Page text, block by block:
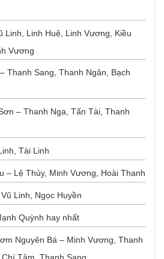
Linh, Linh Huệ, Linh Vương, Kiều
Vương
Thanh Sang, Thanh Ngân, Bạch
– Thanh Nga, Tấn Tài, Thanh
Tài Linh
– Lệ Thủy, Minh Vương, Hoài Thanh
Linh, Ngọc Huyền
Quỳnh hay nhất
Nguyên Bá – Minh Vương, Thanh